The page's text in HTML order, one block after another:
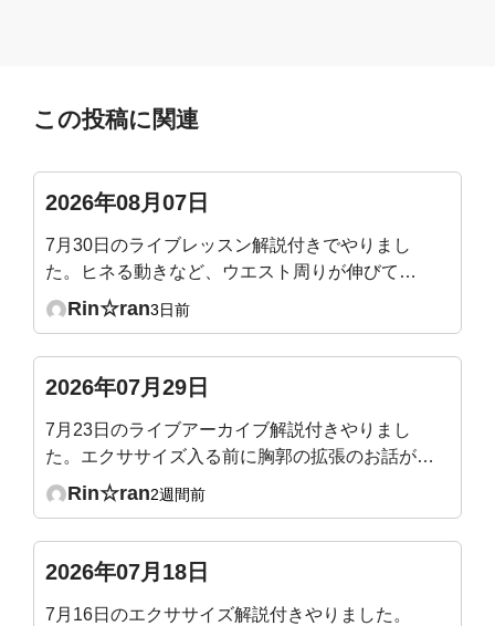
この投稿に関連
2026年08月07日
7月30日のライブレッスン解説付きでやりまし
た。ヒネる動きなど、ウエスト周りが伸びて気
持ち良かったです。腰痛にも効きそうでした。
Rin☆ran3日前
2026年07月29日
7月23日のライブアーカイブ解説付きやりまし
た。エクササイズ入る前に胸郭の拡張のお話があ
ったので、メジャーで測ってテストしてみたとこ
というのは、普通の呼吸時ではなくて、深呼吸の
時の数値ですか？深呼吸をしても全くそこには届
きそうにないです‥。何となくわかってはいまし
Rin☆ran2週間前
2026年07月18日
7月16日のエクササイズ解説付きやりました。